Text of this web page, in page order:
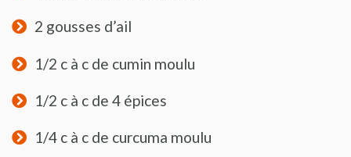
2 gousses d’ail
1/2 c à c de cumin moulu
1/2 c à c de 4 épices
1/4 c à c de curcuma moulu